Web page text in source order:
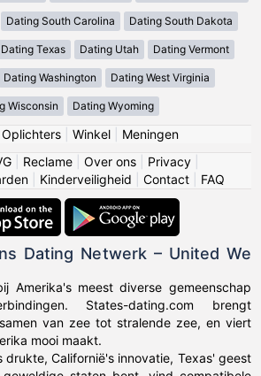
Dating South Carolina Dating South Dakota
Dating Texas Dating Utah Dating Vermont
Dating Washington Dating West Virginia
Wisconsin Dating Wyoming
Oplichters| Winkel| Meningen
Reclame Over ons Privacy
Kinderveiligheid Contact FAQ
Dating Netwerk – United We
Amerika's meest diverse gemeenschap
States-dating.com brengt
van zee tot stralende zee, en viert
mooi maakt.
drukte, Californië's innovatie, Texas' geest